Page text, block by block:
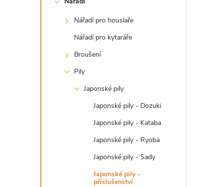
Nářadí pro houslaře
Nářadí pro kytaráře
Broušení
Pily
Japonské pily
Japonské pily - Dozuki
Japonské pily - Kataba
Japonské pily - Ryoba
Japonské pily - Sady
Japonské pily -
příslušenství